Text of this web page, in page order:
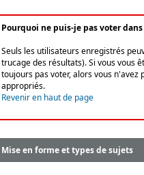
Pourquoi ne puis-je pas voter
Seuls les utilisateurs enregistrés
trucage des résultats). Si vous vous
toujours pas voter, alors vous
appropriés.
Revenir en haut de page
Mise en forme et types de sujets